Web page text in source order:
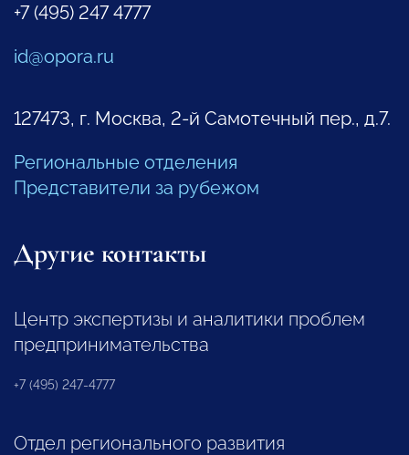
+7 (495) 247 4777
id@opora.ru
127473, г. Москва, 2-й Самотечный пер., д.7.
Региональные отделения
Представители за рубежом
Другие контакты
Центр экспертизы и аналитики проблем
предпринимательства
+7 (495) 247-4777
Отдел регионального развития